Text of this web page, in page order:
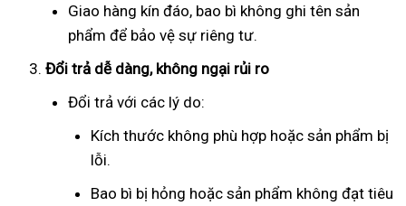
Giao hàng kín đáo, bao bì không ghi tên sản
phẩm để bảo vệ sự riêng tư.
Đổi trả dễ dàng, không ngại rủi ro
Đổi trả với các lý do:
Kích thước không phù hợp hoặc sản phẩm bị
lỗi.
Bao bì bị hỏng hoặc sản phẩm không đạt tiêu